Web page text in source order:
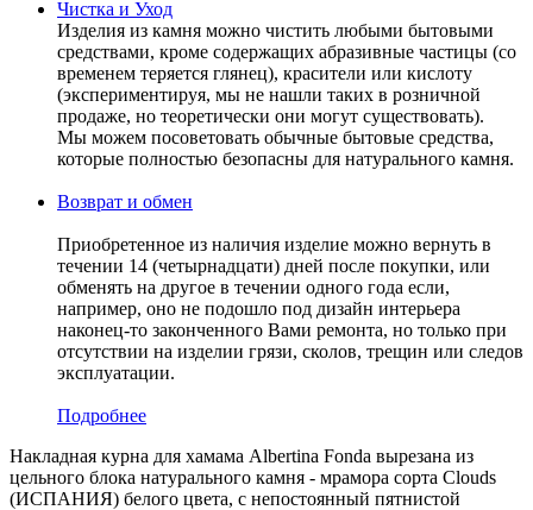
Чистка и Уход
Изделия из камня можно чистить любыми бытовыми
средствами, кроме содержащих абразивные частицы (со
временем теряется глянец), красители или кислоту
(экспериментируя, мы не нашли таких в розничной
продаже, но теоретически они могут существовать).
Мы можем посоветовать обычные бытовые средства,
которые полностью безопасны для натурального камня.
Возврат и обмен
Приобретенное из наличия изделие можно вернуть в
течении 14 (четырнадцати) дней после покупки, или
обменять на другое в течении одного года если,
например, оно не подошло под дизайн интерьера
наконец-то законченного Вами ремонта, но только при
отсутствии на изделии грязи, сколов, трещин или следов
эксплуатации.
Подробнее
Накладная курна для хамама Albertina Fonda вырезана из
цельного блока натурального камня - мрамора сорта Clouds
(ИСПАНИЯ) белого цвета, c непостоянный пятнистой